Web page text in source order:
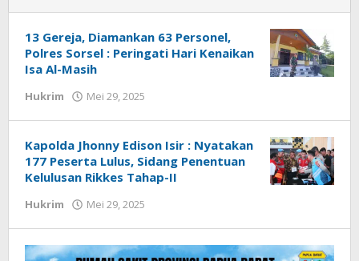
13 Gereja, Diamankan 63 Personel,
Polres Sorsel : Peringati Hari Kenaikan
Isa Al-Masih
Hukrim Mei 29, 2025
:
Papua
Star
Kapolda Jhonny Edison Isir : Nyatakan
177 Peserta Lulus, Sidang Penentuan
Kelulusan Rikkes Tahap-II
Hukrim Mei 29, 2025
:
Papua